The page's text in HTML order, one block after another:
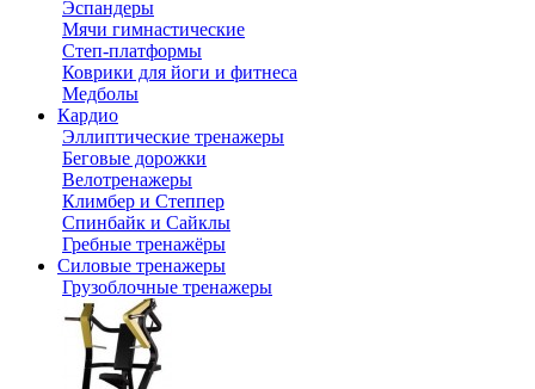
Эспандеры
Мячи гимнастические
Степ-платформы
Коврики для йоги и фитнеса
Медболы
Кардио
Эллиптические тренажеры
Беговые дорожки
Велотренажеры
Климбер и Степпер
Спинбайк и Сайклы
Гребные тренажёры
Силовые тренажеры
Грузоблочные тренажеры